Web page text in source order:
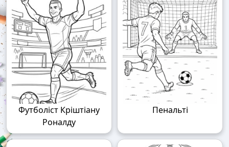
Футболіст Кріштіану
Роналду
Пенальті